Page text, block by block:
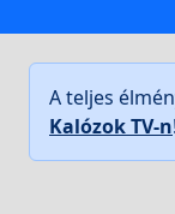
A teljes
Kalózok TV-n!